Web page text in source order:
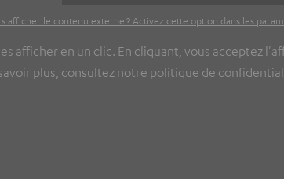
afficher le contenu externe ? Activez cette option dans les
afficher en un clic. En cliquant, vous acceptez
plus, consultez notre politique de